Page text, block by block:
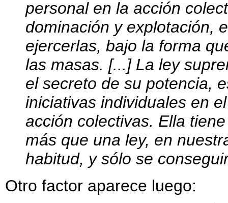
personal en la acción
dominación y explotación,
ejercerlas, bajo la forma
las masas. [...] La ley
el secreto de su potencia,
iniciativas individuales en
acción colectivas. Ella
más que una ley, en
habitud, y sólo se
Otro factor aparece luego: